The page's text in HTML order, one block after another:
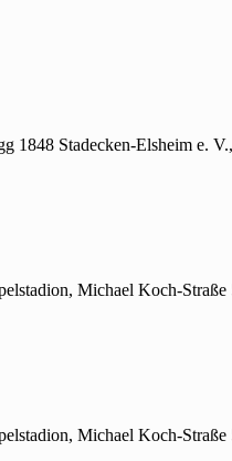
1848 Stadecken-Elsheim e.
Michael Koch-
Michael Koch-